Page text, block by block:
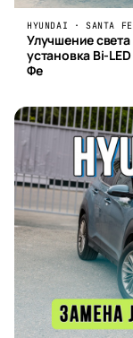
HYUNDAI · SANTA FE
Улучшение
установка Bi-
Фе